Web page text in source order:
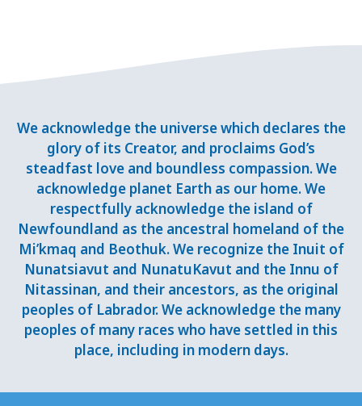
We acknowledge the universe which declares the
glory of its Creator, and proclaims God’s
steadfast love and boundless compassion. We
acknowledge planet Earth as our home. We
respectfully acknowledge the island of
Newfoundland as the ancestral homeland of the
Mi’kmaq and Beothuk. We recognize the Inuit of
Nunatsiavut and NunatuKavut and the Innu of
Nitassinan, and their ancestors, as the original
peoples of Labrador. We acknowledge the many
peoples of many races who have settled in this
place, including in modern days.